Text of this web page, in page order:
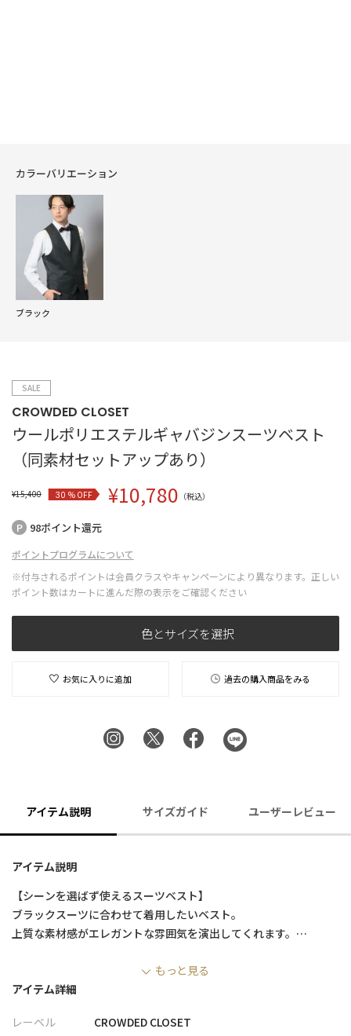
カラーバリエーション
ブラック
SALE
CROWDED CLOSET
ウールポリエステルギャバジンスーツベスト
（同素材セットアップあり）
¥15,400 30 % OFF ¥10,780 （税込）
98ポイント還元
ポイントプログラムについて
※付与されるポイントは会員クラスやキャンペーンにより異なります。正しい
ポイント数はカートに進んだ際の表示をご確認ください
色とサイズを選択
お気に入りに追加 過去の購入商品をみる
アイテム説明 サイズガイド ユーザーレビュー
アイテム説明
【シーンを選ばず使えるスーツベスト】
ブラックスーツに合わせて着用したいベスト。
上質な素材感がエレガントな雰囲気を演出してくれます。
【スリーピース対応】
スリーピースでの着用はもちろん、お手持ちのスーツと合わせて
もっと見る
アイテム詳細
レーベル
CROWDED CLOSET